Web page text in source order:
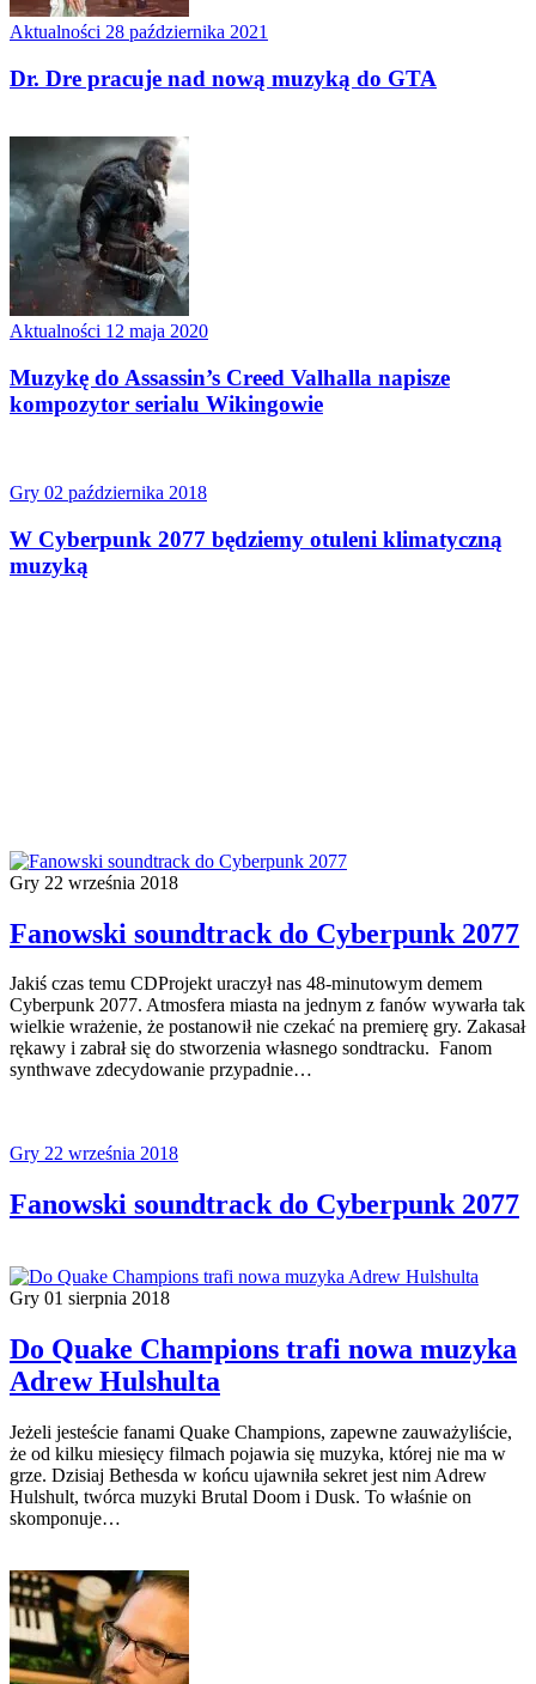
Aktualności 28 października 2021
Dr. Dre pracuje nad nową muzyką do GTA
Aktualności 12 maja 2020
Muzykę do Assassin’s Creed Valhalla napisze
kompozytor serialu Wikingowie
Gry 02 października 2018
W Cyberpunk 2077 będziemy otuleni klimatyczną
muzyką
Gry 22 września 2018
Fanowski soundtrack do Cyberpunk 2077
Jakiś czas temu CDProjekt uraczył nas 48-minutowym demem
Cyberpunk 2077. Atmosfera miasta na jednym z fanów wywarła tak
wielkie wrażenie, że postanowił nie czekać na premierę gry. Zakasał
rękawy i zabrał się do stworzenia własnego sondtracku. Fanom
synthwave zdecydowanie przypadnie…
Gry 22 września 2018
Fanowski soundtrack do Cyberpunk 2077
Gry 01 sierpnia 2018
Do Quake Champions trafi nowa muzyka
Adrew Hulshulta
Jeżeli jesteście fanami Quake Champions, zapewne zauważyliście,
że od kilku miesięcy filmach pojawia się muzyka, której nie ma w
grze. Dzisiaj Bethesda w końcu ujawniła sekret jest nim Adrew
Hulshult, twórca muzyki Brutal Doom i Dusk. To właśnie on
skomponuje…